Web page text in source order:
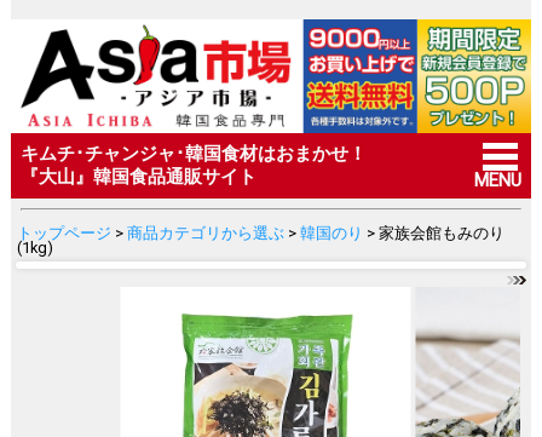
キムチ･チャンジャ･韓国食材はおまかせ！
『大山』韓国食品通販サイト
MENU
トップページ > 商品カテゴリから選ぶ> 韓国のり > 家族会館もみのり
(1kg)